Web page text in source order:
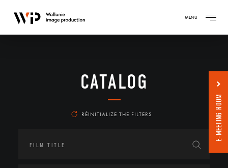
MENU
CATALOG
RÉINITIALIZE THE FILTERS E-MEETING ROOM